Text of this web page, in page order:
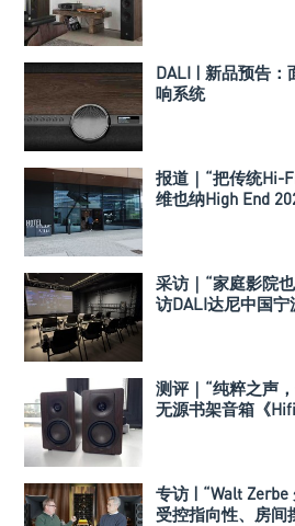
DALI | 新品预告：
响系统
报道｜“把传统Hi-
维也纳High End
采访｜“家庭影院
访DALI达尼中国宁
测评｜“纯粹之声
无源书架音箱《
专访 | “Walt
受控指向性、房间